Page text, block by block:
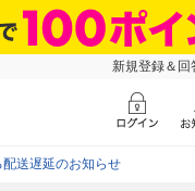
新規登録＆
送遅延のお知らせ